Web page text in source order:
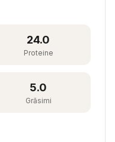
24.0
Proteine
5.0
Grăsimi